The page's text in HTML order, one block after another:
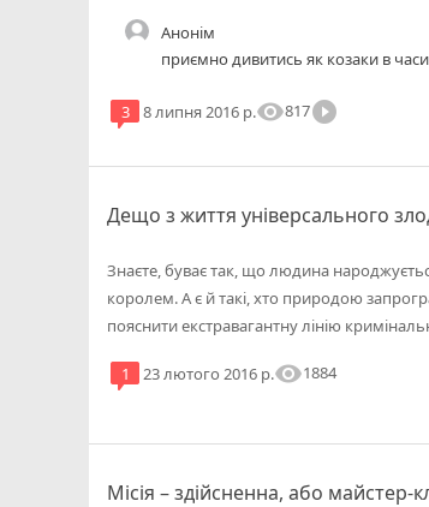
Анонім
приємно дивитись як козаки в
3 8 липня 2016 р.visibility817play_circle_filled
Дещо з життя універсального
Знаєте, буває так, що людина
королем. А є й такі, хто природою
пояснити екстравагантну лінію
1 23 лютого 2016 р.visibility1884
Місія – здійсненна, або майстер-